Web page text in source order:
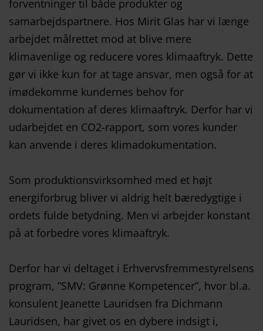
forventninger til både produkter og
samarbejdspartnere. Hos Mirit Glas har vi længe
arbejdet målrettet mod at blive mere
klimavenlige og reducere vores klimaaftryk. Dette
gør vi ikke kun for at tage ansvar, men også for at
imødekomme kundernes behov for
dokumentation af deres klimaaftryk. Derfor har vi
udarbejdet en CO2-rapport, som vores kunder
kan anvende i deres klimadokumentation.
Som produktionsvirksomhed med et højt
energiforbrug bliver vi aldrig helt bæredygtige i
ordets fulde betydning. Men vi arbejder konstant
på at forbedre vores klimaaftryk.
Derfor har vi deltaget i Erhvervsfremmestyrelsens
program, ”SMV: Grønne Kompetencer”, hvor bl.a.
konsulent Jeanette Lauridsen fra Dichmann
Lauridsen, har givet os en dybere indsigt i,